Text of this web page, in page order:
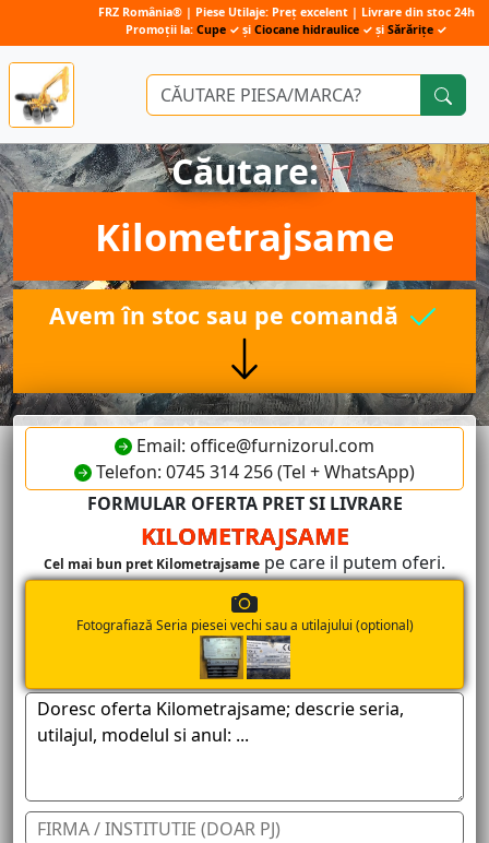
Căutare:
Kilometrajsame
Avem în stoc sau pe comandă
Email: office@furnizorul.com
Telefon: 0745 314 256 (Tel + WhatsApp)
FORMULAR OFERTA PRET SI LIVRARE
KILOMETRAJSAME
Cel mai bun pret Kilometrajsame pe care il putem oferi.
Fotografiază Seria piesei vechi sau a utilajului (optional)
FRZ România® | Piese Utilaje: Preț excelent | Livrare din stoc 24h
Promoții la: Cupe ✓ și Ciocane hidraulice ✓ și Sărărițe ✓